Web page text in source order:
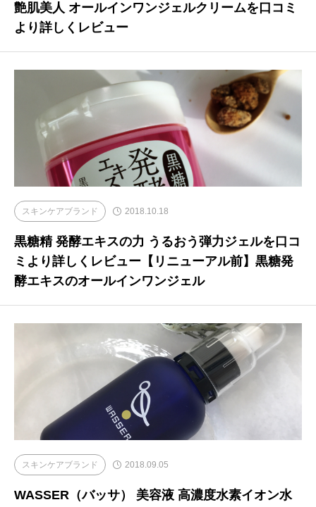
艶肌美人 オールインワンジェルクリームを口コミ
より詳しくレビュー
スキンケアブランド 2018.10.18
黒糖精 発酵エキスの力 うるおう弾力ジェルを口コ
ミより詳しくレビュー【リニューアル前】黒糖発
酵エキスのオールインワンジェル
スキンケアブランド 2018.09.05
WASSER（バッサ） 美容液 高濃度水素イオン水